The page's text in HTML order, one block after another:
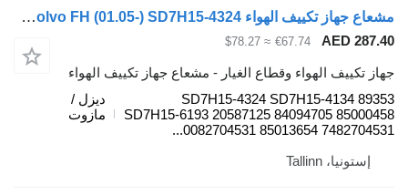
مشعاع جهاز تكييف الهواء Volvo FH (01.05-) SD7H15-4324 لـ السيارات القاطرة Volvo FH12, FH16, NH12, FH, VNL780 (1993-2014)
AED
€67.74
≈ $78.27
تكييف الهواء وقطاع الغيار - مشعاع جهاز تكييف الهواء
SD7H15-4324 SD7H15-4134
SD7H15-6193 20587125 84094705
0082704531 85013654
ديزل /
مازوت
إستونيا، Tallinn